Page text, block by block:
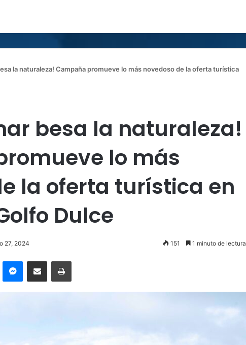
la naturaleza! Campaña promueve lo más novedoso de la oferta turística
besa la naturaleza!
lo más
la oferta turística en
Dulce
27, 2024 151 1 minuto de lectura
MessengerCompartir por correo electrónicoImprimir